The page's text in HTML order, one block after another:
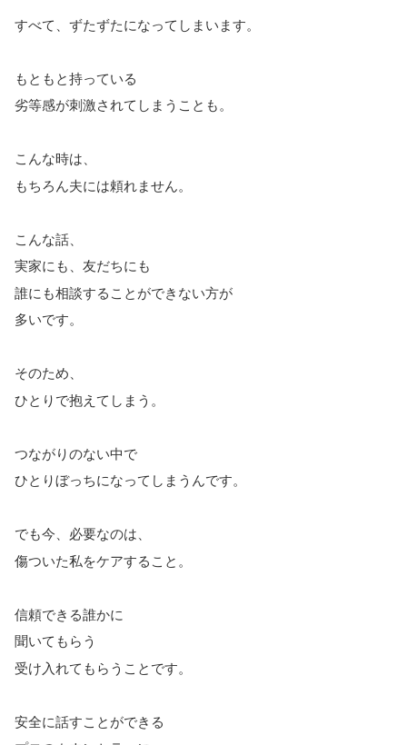
すべて、ずたずたになってしまいます。
もともと持っている
劣等感が刺激されてしまうことも。
こんな時は、
もちろん夫には頼れません。
こんな話、
実家にも、友だちにも
誰にも相談することができない方が
多いです。
そのため、
ひとりで抱えてしまう。
つながりのない中で
ひとりぼっちになってしまうんです。
でも今、必要なのは、
傷ついた私をケアすること。
信頼できる誰かに
聞いてもらう
受け入れてもらうことです。
安全に話すことができる